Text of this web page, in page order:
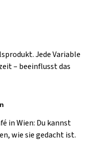
Jede Variable
– beeinflusst das
in Wien: Du kannst
wie sie gedacht ist.